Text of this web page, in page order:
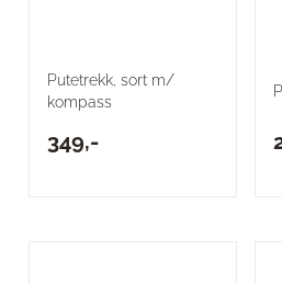
Putetrekk, sort m/
kompass
349,-